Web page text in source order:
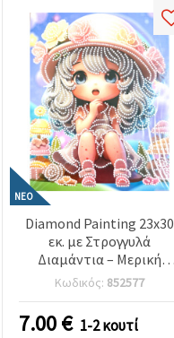
ΝΈΟ
Diamond Painting 23x30
εκ. με Στρογγυλά
Διαμάντια – Μερική
Κάλυψη (Partial Drill)
«Sugar Girl» με Κομψή
Κορνίζα DG-30132
Κωδικός: 852577
7.00€ 1-2 κουτί